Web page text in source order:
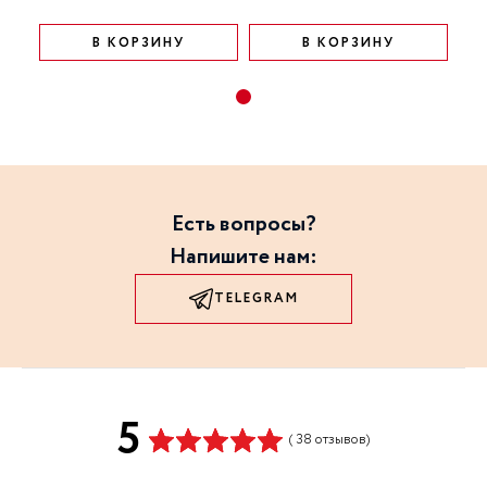
В КОРЗИНУ В КОРЗИНУ
Есть вопросы?
Напишите нам:
TELEGRAM
5 ( 38 отзывов)